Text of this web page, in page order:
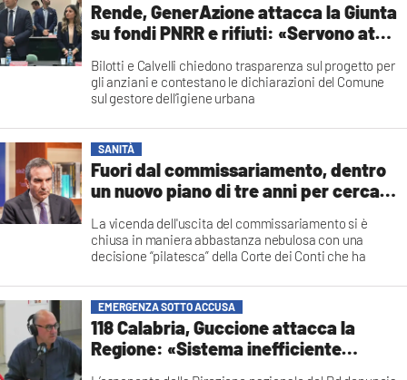
Rende, GenerAzione attacca la Giunta
su fondi PNRR e rifiuti: «Servono atti,
Bilotti e Calvelli chiedono trasparenza sul progetto per
gli anziani e contestano le dichiarazioni del Comune
sul gestore dell’igiene urbana
SANITÀ
Fuori dal commissariamento, dentro
un nuovo piano di tre anni per cercare
La vicenda dell'uscita del commissariamento si è
chiusa in maniera abbastanza nebulosa con una
decisione “pilatesca” della Corte dei Conti che ha
Ministro Schillaci ha parlato di procedura di controllo
in corso?
Massimo Clausi
EMERGENZA SOTTO ACCUSA
118 Calabria, Guccione attacca la
Regione: «Sistema inefficiente